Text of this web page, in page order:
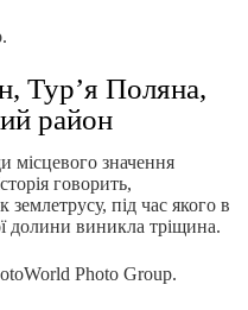
Тур’я Поляна,
район
місцевого значення
говорить,
землетрусу, під час якого в
долини виникла тріщина.
Photo Group.